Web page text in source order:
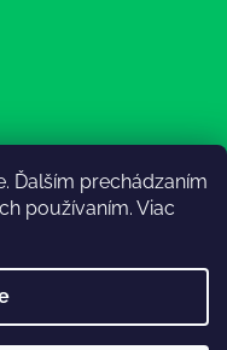
Ďalším prechádzaním
používaním. Viac